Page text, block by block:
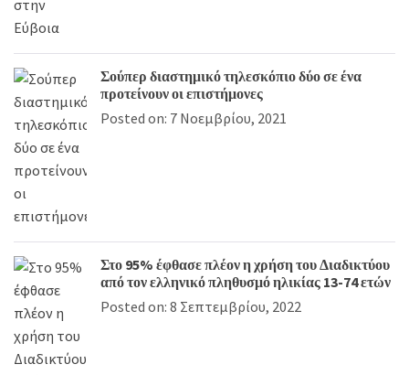
Σούπερ διαστημικό τηλεσκόπιο δύο σε ένα
προτείνουν οι επιστήμονες
Posted on: 7 Νοεμβρίου, 2021
Στο 95% έφθασε πλέον η χρήση του Διαδικτύου
από τον ελληνικό πληθυσμό ηλικίας 13-74 ετών
Posted on: 8 Σεπτεμβρίου, 2022